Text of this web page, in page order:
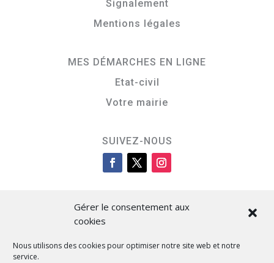
Gérer le consentement aux
cookies
Nous utilisons des cookies pour optimiser notre site web et notre
service.
Signalement
Mentions légales
MES DÉMARCHES EN LIGNE
Etat-civil
Votre mairie
SUIVEZ-NOUS